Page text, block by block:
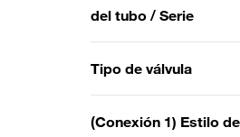
del tubo / Serie
Tipo de válvula
(Conexión 1) Estilo